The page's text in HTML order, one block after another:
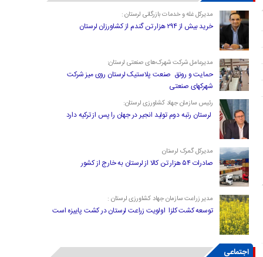
مدیرکل غله و خدمات بازرگانی لرستان :
خرید بیش از ۲۹۴ هزار تن گندم از کشاورزان لرستان
مدیرعامل شرکت شهرک‌های صنعتی لرستان:
حمایت و رونق صنعت پلاستیک لرستان روی میز شرکت
شهرکهای صنعتی
رئیس سازمان جهاد کشاورزی لرستان:
لرستان رتبه دوم تولید انجیر در جهان را پس از ترکیه دارد
مدیرکل گمرک لرستان
صادرات ۵۴ هزار تن کالا از لرستان به خارج از کشور
مدیر زراعت سازمان جهاد کشاورزی لرستان :
توسعه کشت کلزا اولویت زراعت لرستان در کشت پاییزه است
اجتماعی